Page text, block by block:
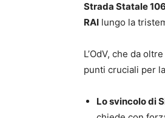
Strada Statale
RAI lungo la
L’OdV, che da
punti cruciali per
Lo svincolo di